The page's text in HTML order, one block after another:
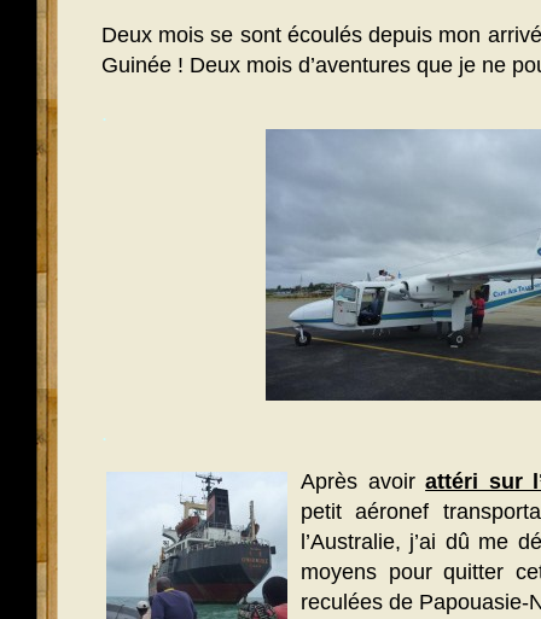
Deux mois se sont écoulés depuis mon
Guinée ! Deux mois d’aventures que je ne
.
.
Après avoirattéri sur
petit aéronef
l’Australie, j’ai dû me
moyens pour quitter
reculées de Papouasie-